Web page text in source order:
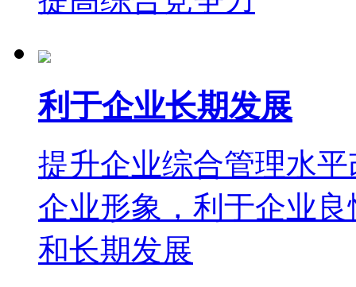
利于企业长期发展
提升企业综合管理水平
企业形象，利于企业良
和长期发展